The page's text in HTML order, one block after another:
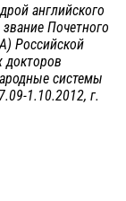
английского
Почетного
Российской
докторов
системы
1.10.2012, г.